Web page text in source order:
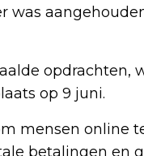
was
opdrachten,
op 9 juni.
mensen online
betalingen en